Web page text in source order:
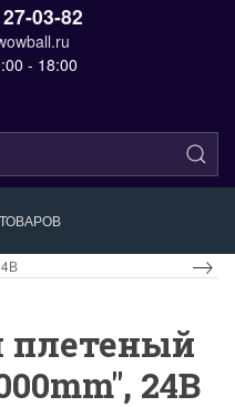
03-82
- 18:00
плетеный
24B